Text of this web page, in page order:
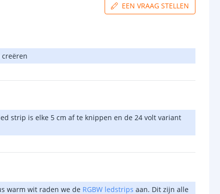
EEN VRAAG STELLEN
strip is elke 5 cm af te knippen en de 24 volt variant
warm wit raden we de RGBW ledstrips aan. Dit zijn alle